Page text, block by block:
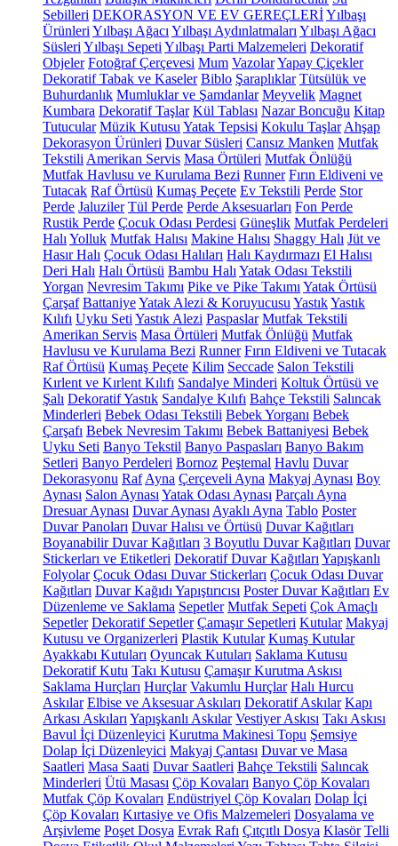
Sebilleri DEKORASYON VE EV GEREÇLERİYılbaşı
Ürünleri Yılbaşı Ağacı Yılbaşı Aydınlatmaları Yılbaşı Ağacı
Süsleri Yılbaşı Sepeti Yılbaşı Parti Malzemeleri Dekoratif
Objeler Fotoğraf Çerçevesi Mum VazolarYapay Çiçekler
Dekoratif Tabak ve Kaseler Biblo Şaraplıklar Tütsülük ve
Buhurdanlık Mumluklar ve Şamdanlar Meyvelik Magnet
Kumbara Dekoratif Taşlar Kül Tablası Nazar Boncuğu Kitap
Tutucular Müzik Kutusu Yatak Tepsisi Kokulu Taşlar Ahşap
Dekorasyon Ürünleri Duvar Süsleri Cansız Manken Mutfak
Tekstili Amerikan Servis Masa Örtüleri Mutfak Önlüğü
Mutfak Havlusu ve Kurulama Bezi Runner Fırın Eldiveni ve
Tutacak Raf Örtüsü Kumaş Peçete Ev Tekstili Perde Stor
Perde Jaluziler Tül Perde Perde Aksesuarları Fon Perde
Rustik Perde Çocuk Odası Perdesi Güneşlik Mutfak Perdeleri
Halı Yolluk Mutfak Halısı Makine Halısı Shaggy Halı Jüt ve
Hasır Halı Çocuk Odası Halıları Halı Kaydırmazı El Halısı
Deri Halı Halı Örtüsü Bambu Halı Yatak Odası Tekstili
Yorgan Nevresim Takımı Pike ve Pike Takımı Yatak Örtüsü
Çarşaf BattaniyeYatak Alezi & Koruyucusu YastıkYastık
Kılıfı Uyku Seti Yastık Alezi Paspaslar Mutfak Tekstili
Amerikan Servis Masa Örtüleri Mutfak Önlüğü Mutfak
Havlusu ve Kurulama Bezi Runner Fırın Eldiveni ve Tutacak
Raf Örtüsü Kumaş Peçete Kilim Seccade Salon Tekstili
Kırlent ve Kırlent Kılıfı Sandalye Minderi Koltuk Örtüsü ve
Şalı Dekoratif Yastık Sandalye Kılıfı Bahçe Tekstili Salıncak
Minderleri Bebek Odası Tekstili Bebek Yorganı Bebek
Çarşafı Bebek Nevresim Takımı Bebek Battaniyesi Bebek
Uyku Seti Banyo Tekstil Banyo Paspasları Banyo Bakım
Setleri Banyo Perdeleri Bornoz Peştemal Havlu Duvar
Dekorasyonu Raf Ayna Çerçeveli Ayna Makyaj Aynası Boy
Aynası Salon Aynası Yatak Odası Aynası Parçalı Ayna
Dresuar Aynası Duvar Aynası Ayaklı Ayna Tablo Poster
Duvar Panoları Duvar Halısı ve Örtüsü Duvar Kağıtları
Boyanabilir Duvar Kağıtları 3 Boyutlu Duvar Kağıtları Duvar
Stickerları ve Etiketleri Dekoratif Duvar Kağıtları Yapışkanlı
Folyolar Çocuk Odası Duvar Stickerları Çocuk Odası Duvar
Kağıtları Duvar Kağıdı Yapıştırıcısı Poster Duvar Kağıtları Ev
Düzenleme ve Saklama Sepetler Mutfak Sepeti Çok Amaçlı
Sepetler Dekoratif Sepetler Çamaşır Sepetleri Kutular Makyaj
Kutusu ve Organizerleri Plastik Kutular Kumaş Kutular
Ayakkabı Kutuları Oyuncak Kutuları Saklama Kutusu
Dekoratif Kutu Takı Kutusu Çamaşır Kurutma Askısı
Saklama Hurçları Hurçlar Vakumlu Hurçlar Halı Hurcu
Askılar Elbise ve Aksesuar Askıları Dekoratif Askılar Kapı
Arkası Askıları Yapışkanlı Askılar Vestiyer Askısı Takı Askısı
Bavul İçi Düzenleyici Kurutma Makinesi Topu Şemsiye
Dolap İçi Düzenleyici Makyaj Çantası Duvar ve Masa
Saatleri Masa Saati Duvar Saatleri Bahçe Tekstili Salıncak
Minderleri Ütü Masası Çöp Kovaları Banyo Çöp Kovaları
Mutfak Çöp Kovaları Endüstriyel Çöp Kovaları Dolap İçi
Çöp Kovaları Kırtasiye ve Ofis Malzemeleri Dosyalama ve
Arşivleme Poşet Dosya Evrak Rafı Çıtçıtlı Dosya Klasör Telli